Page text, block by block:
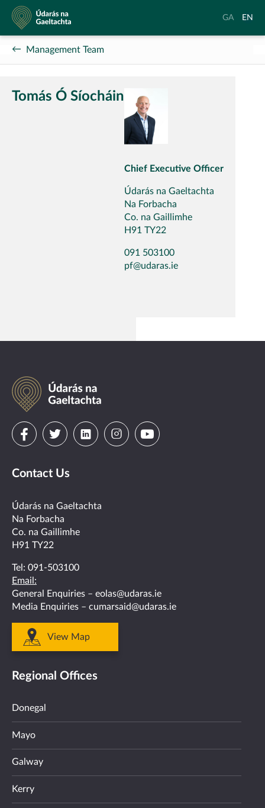
Údarás
na
Gaeltachta
Aistrigh
Gaeilge
GA
to
EN
Management Team
Tomás Ó Síocháin
Chief Executive Officer
Údarás na Gaeltachta
Na Forbacha
Co. na Gaillimhe
H91 TY22
091 503100
pf@udaras.ie
Údarás
na
Gaeltachta
Visit
on
facebook
Visit
on
twitter
Visit
linkedin
VisitVisit
Contact Us
Údarás na Gaeltachta
Na Forbacha
Co. na Gaillimhe
H91 TY22
Tel: 091-503100
Email:
General Enquiries – eolas@udaras.ie
Media Enquiries – cumarsaid@udaras.ie
View Map
Regional Offices
Donegal
Mayo
Galway
Kerry